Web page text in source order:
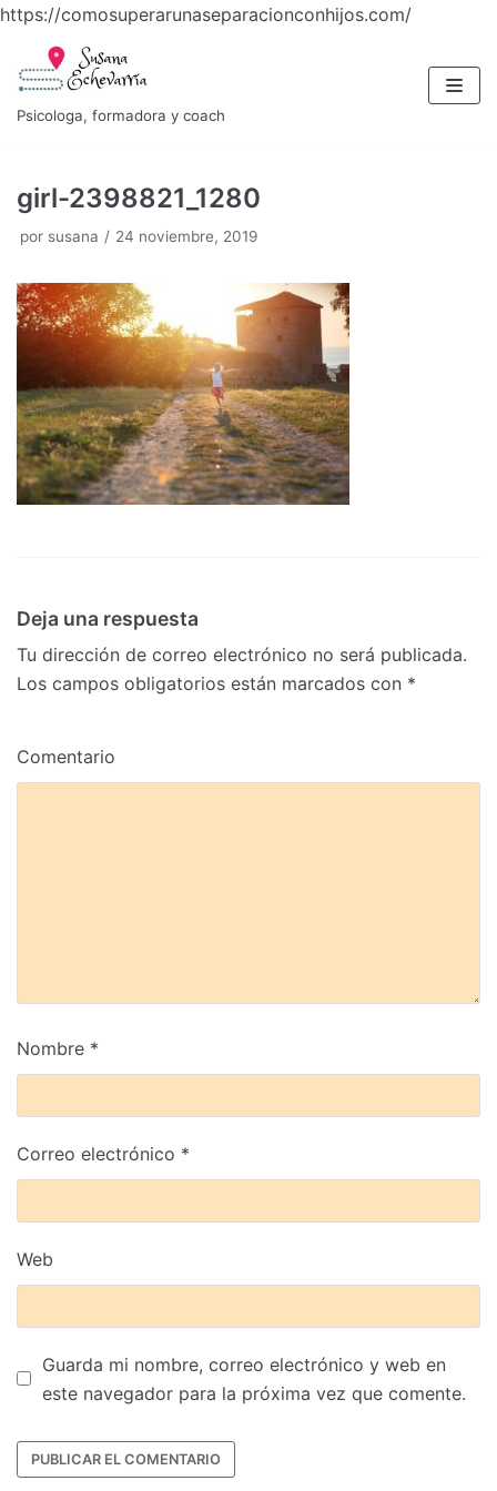
https://comosuperarunaseparacionconhijos.com/
Saltar
contenido
Psicologa, formadora y coach
girl-2398821_1280
por susana 24 noviembre, 2019
Deja una respuesta
Tu dirección de correo electrónico no será publicada.
Los campos obligatorios están marcados con *
Comentario
Nombre *
Correo electrónico *
Web
Guarda mi nombre, correo electrónico y web en
este navegador para la próxima vez que comente.